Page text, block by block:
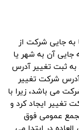
جایی شرکت از
جایی آن به شهر یا
به ثبت تغییر آدرس
شرکت تغییر
می باشد، زیرا با
تغییر ایجاد کرد و
عمومی فوق